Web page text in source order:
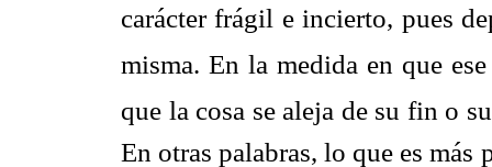
carácter frágil e incierto, pues
misma. En la medida en que ese
que la cosa se aleja de su fin o
En otras palabras, lo que es